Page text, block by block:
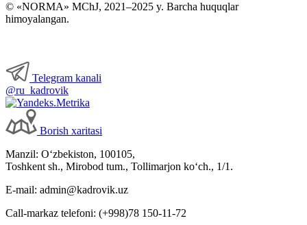
© «NORMA» MChJ, 2021–2025 y. Barcha huquqlar
himoyalangan.
Telegram kanali
@ru_kadrovik
Borish хaritasi
Manzil: Oʻzbekiston, 100105,
Toshkent sh., Mirobod tum., Tollimarjon koʻch., 1/1.
E-mail: admin@kadrovik.uz
Call-markaz telefoni: (+998)78 150-11-72